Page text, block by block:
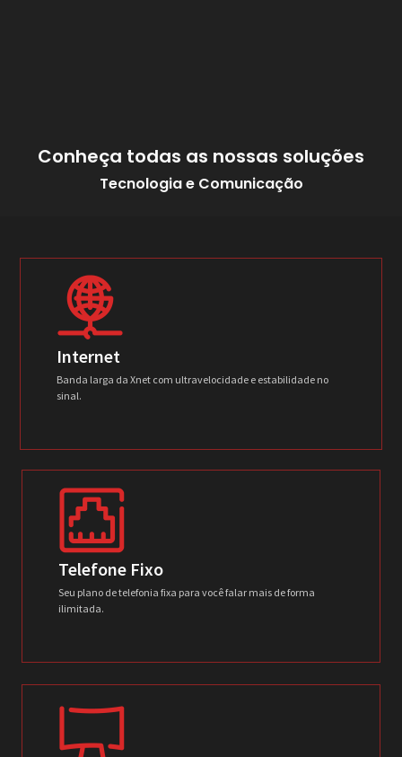
Conheça todas as nossas soluções
Tecnologia e Comunicação
Internet
Banda larga da Xnet com ultravelocidade e estabilidade no
sinal.
Telefone Fixo
Seu plano de telefonia fixa para você falar mais de forma
ilimitada.